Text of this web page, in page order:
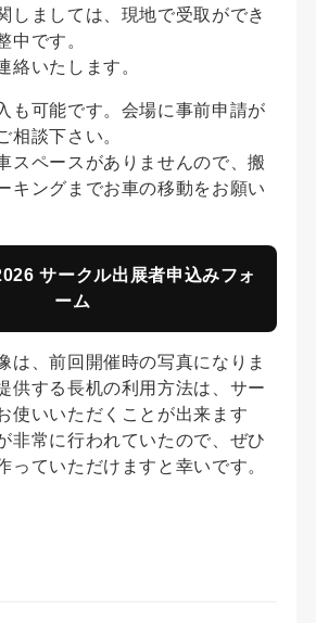
しましては、現地で受取ができ
中です。
絡いたします。
も可能です。会場に事前申請が
相談下さい。
スペースがありませんので、搬
キングまでお車の移動をお願い
サークル出展者申込みフォ
ーム
は、前回開催時の写真になりま
供する長机の利用方法は、サー
使いいただくことが出来ます
非常に行われていたので、ぜひ
っていただけますと幸いです。